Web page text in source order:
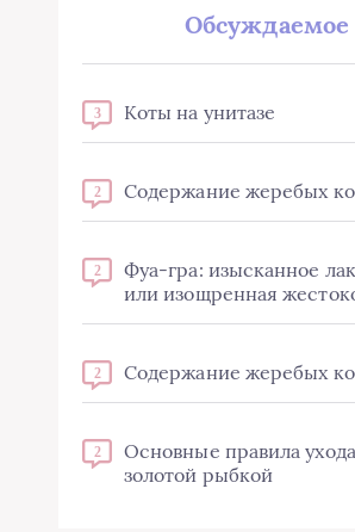
Обсуждаемое
3 Коты на унитазе
2 Содержание жеребых
2
Фуа-гра: изысканное
или изощренная
2 Содержание жеребых
2
Основные правила
золотой рыбкой